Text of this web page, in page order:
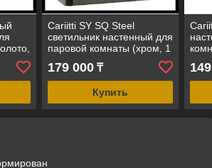
Cariitti SY SQ Steel
светильник настенный для
паровой комнаты (хром, 1
Вт, IP67, без источника
света)
179 000₸
Купить